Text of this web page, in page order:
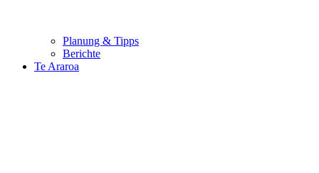
Planung & Tipps
Berichte
Te Araroa